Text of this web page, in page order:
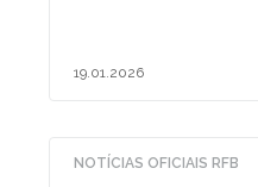
19.01.2026
NOTÍCIAS OFICIAIS RFB